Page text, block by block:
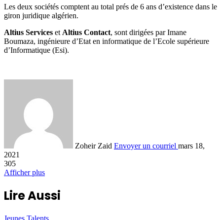
Les deux sociétés comptent au total prés de 6 ans d’existence dans le
giron juridique algérien.
Altius Services et Altius Contact, sont dirigées par Imane
Boumaza, ingénieure d’Etat en informatique de l’Ecole supérieure
d’Informatique (Esi).
Zoheir Zaid Envoyer un courriel mars 18,
2021
305
Afficher plus
Lire Aussi
Jeunes Talents